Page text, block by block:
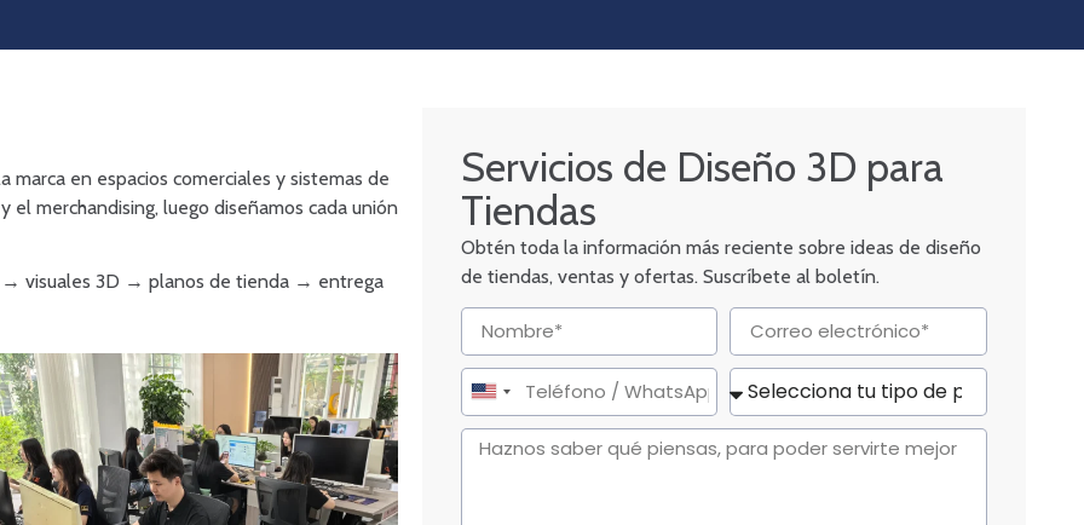
en espacios comerciales y sistemas de
el merchandising, luego diseñamos cada unión
→ visuales 3D → planos de tienda → entrega
Servicios de Diseño 3D para
Tiendas
Obtén toda la información más reciente sobre ideas de diseño
de tiendas, ventas y ofertas. Suscríbete al boletín.
United
States
+1